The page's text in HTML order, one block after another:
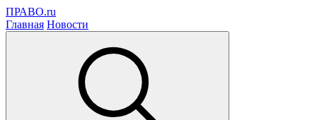
ПРАВО.ru
Главная Новости